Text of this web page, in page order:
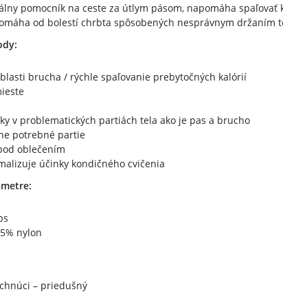
pomocník na ceste za útlym pásom, napomáha
od bolestí chrbta spôsobených nesprávnym držaním
brucha / rýchle spaľovanie prebytočných kalórií
v problematických partiách tela ako je pas a brucho
potrebné partie
oblečením
účinky kondičného cvičenia
nylon
– priedušný